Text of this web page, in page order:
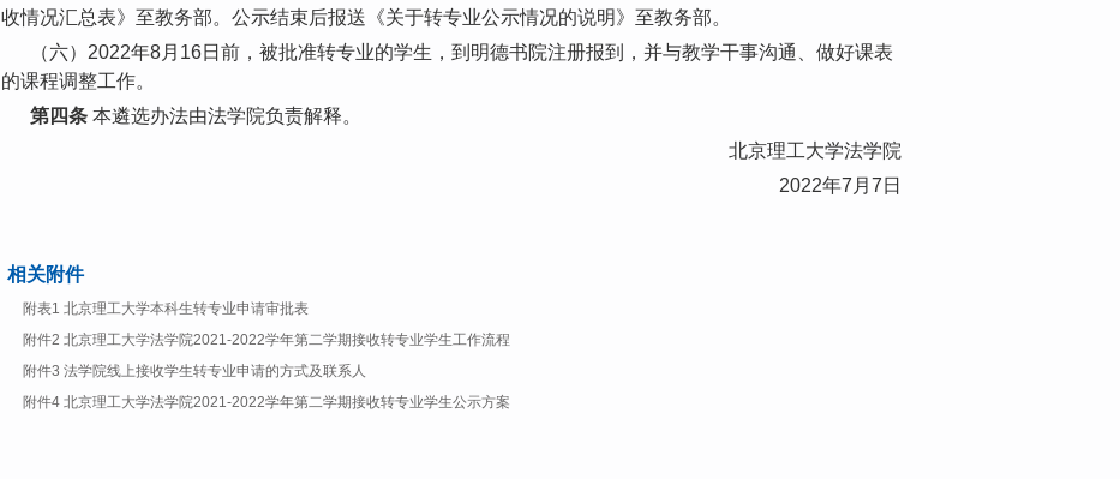
收情况汇总表》至教务部。公示结束后报送《关于转专业公示情况的说明》至教务部。
（六）2022年8月16日前，被批准转专业的学生，到明德书院注册报到，并与教学干事沟通、做好课表
的课程调整工作。
第四条 本遴选办法由法学院负责解释。
北京理工大学法学院
2022年7月7日
相关附件
附表1 北京理工大学本科生转专业申请审批表
附件2 北京理工大学法学院2021-2022学年第二学期接收转专业学生工作流程
附件3 法学院线上接收学生转专业申请的方式及联系人
附件4 北京理工大学法学院2021-2022学年第二学期接收转专业学生公示方案